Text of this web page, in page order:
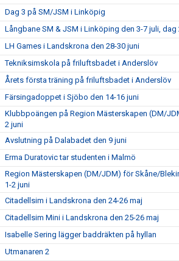
Dag 3 på SM/JSM i Linköpig
Långbane SM & JSM i Linköping den 3-7 juli, dag
LH Games i Landskrona den 28-30 juni
Tekniksimskola på friluftsbadet i Anderslöv
Årets första träning på friluftsbadet i Anderslöv
Färsingadoppet i Sjöbo den 14-16 juni
Klubbpoängen på Region Mästerskapen (DM/
2 juni
Avslutning på Dalabadet den 9 juni
Erma Duratovic tar studenten i Malmö
Region Mästerskapen (DM/JDM) för Skåne/
1-2 juni
Citadellsim i Landskrona den 24-26 maj
Citadellsim Mini i Landskrona den 25-26 maj
Isabelle Sering lägger baddräkten på hyllan
Utmanaren 2